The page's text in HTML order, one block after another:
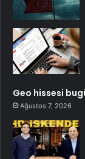
Geo hissesi
Ağustos 7, 2026